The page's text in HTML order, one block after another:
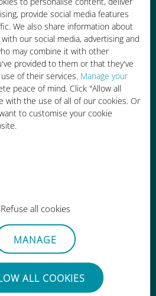
provide social media features
We also share information about
our social media, advertising and
may combine it with other
provided to them or that they've
of their services. Manage your
peace of mind. Click "Allow all
with the use of all of our cookies. Or
to customise your cookie
Refuse all cookies
MANAGE
ALL COOKIES
attuale
facile
l'app Ubigi, anche
Fi o dati residui
sforzo
rimuovere la
SIM esistente